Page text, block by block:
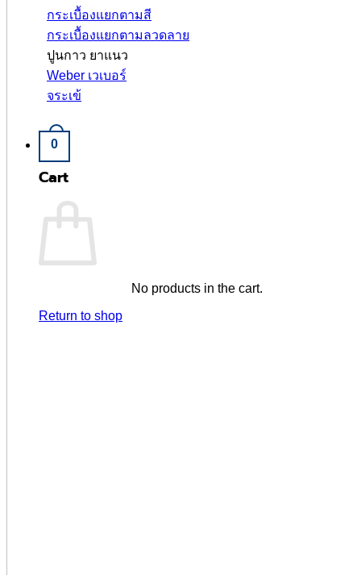
กระเบื้องแยกตามสี
กระเบื้องแยกตามลวดลาย
ปูนกาว ยาแนว
Weber เวเบอร์
จระเข้
0
Cart
No products in the cart.
Return to shop